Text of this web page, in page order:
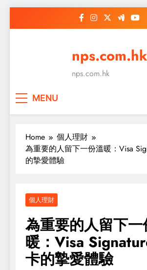
nps.com.hk
nps.com.hk
MENU
Home
個人理財
為重要的人留下一份溫暖：Visa
的摯愛體驗
個人理財
為重要的人留下
暖：Visa
卡的摯愛體驗